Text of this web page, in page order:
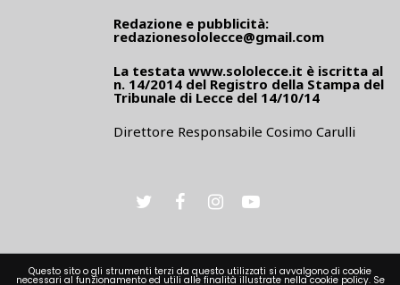
Redazione e pubblicità:
redazionesololecce@gmail.com
La testata www.sololecce.it è iscritta al
n. 14/2014 del Registro della Stampa del
Tribunale di Lecce del 14/10/14
Direttore Responsabile Cosimo Carulli
Questo sito o gli strumenti terzi da questo utilizzati si avvalgono di cookie
necessari al funzionamento ed utili alle finalità illustrate nella cookie policy. Se